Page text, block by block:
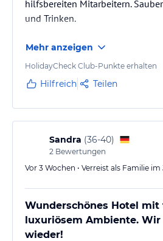
hilfsbereiten Mitarbeitern.
und Trinken.
Mehr anzeigen
HolidayCheck Club-Punkte erhalten
Hilfreich Teilen
Sandra (36-40)
2 Bewertungen
Vor 3 Wochen • Verreist als Familie im
Wunderschönes Hotel mit
luxuriösem Ambiente.
wieder!